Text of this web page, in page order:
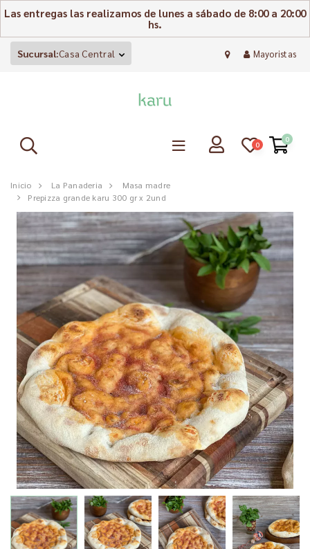
Las entregas las realizamos de lunes a sábado de 8:00 a 20:00
hs.
Sucursal:Casa Central Mayoristas
0
0
Inicio La Panaderia
Masa madre
Prepizza grande karu 300 gr x 2und